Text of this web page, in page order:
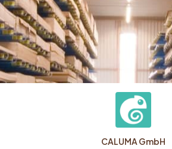
CALUMA GmbH